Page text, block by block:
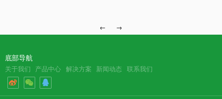
← →
底部导航
关于我们 产品中心 解决方案 新闻动态 联系我们